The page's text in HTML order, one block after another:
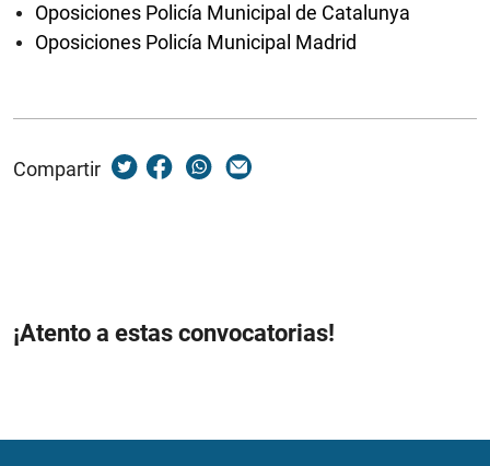
Oposiciones Policía Municipal de Catalunya
Oposiciones Policía Municipal Madrid
Compartir
¡Atento a estas convocatorias!